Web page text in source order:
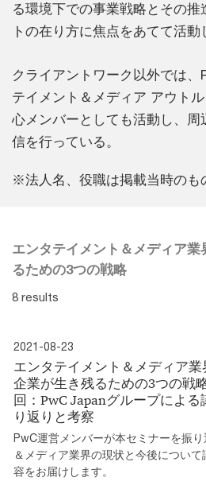
る環境下での事業戦略とその
トの在り方に焦点をあてて活動
クライアントワーク以外では、
テイメント＆メディア アウト
心メンバーとしても活動し、周
信を行っている。
※法人名、役職は掲載当時のも
エンタテイメント＆メディア
るための3つの戦略
8 results
2021-08-23
エンタテイメント＆メディア業
企業が生き残るための3つの戦
回：PwC Japanグループによる
り返りと考察
PwC運営メンバーが本セミナーを振
＆メディア業界の現状と今後につい
容をお届けします。